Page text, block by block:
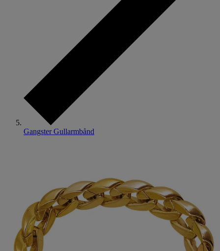
Gangster Gullarmbånd